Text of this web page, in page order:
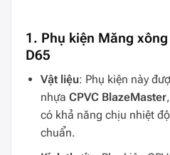
1. Phụ kiện Măng
D65
Vật liệu: Phụ kiện này
nhựa CPVC BlazeMaster
có khả năng chịu nhiệt
chuẩn.